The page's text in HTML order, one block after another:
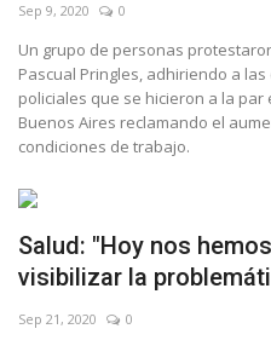
Sep 9, 2020 0
Un grupo de personas
Pascual Pringles, adhiriendo a
policiales que se hicieron a la
Buenos Aires reclamando el
condiciones de trabajo.
Salud: "Hoy nos
visibilizar la
Sep 21, 2020 0